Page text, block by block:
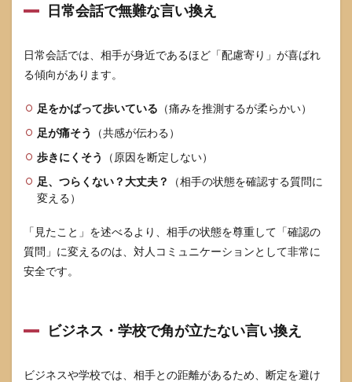
ば
う”で
が必
要な
サイ
5
創
引
用・
教育
の場
扱い
方
5.1
テン
「言
日常会話で無難な言い換え
日常会話では、相手が身近であるほど「配慮寄り」が喜ばれ
る傾向があります。
足をかばって歩いている （痛みを推測するが柔らかい）
足が痛そう
（共感が伝わる）
歩きにくそう
（原因を断定しない）
足、つらくない？大丈夫？
（相手の状態を確認する質問に
変える）
「見たこと」を述べるより、相手の状態を尊重して「確認の
質問」に変えるのは、対人コミュニケーションとして非常に
安全です。
ビジネス・学校で角が立たない言い換え
ビジネスや学校では、相手との距離があるため、断定を避け